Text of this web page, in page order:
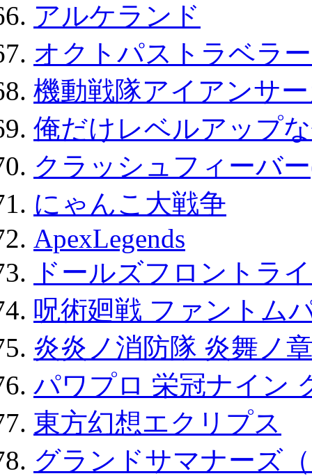
アルケランド
オクトパストラベラ
機動戦隊アイアンサ
俺だけレベルアップ
クラッシュフィーバ
にゃんこ大戦争
ApexLegends
ドールズフロントラ
呪術廻戦 ファントム
炎炎ノ消防隊 炎舞ノ
パワプロ 栄冠ナイン
東方幻想エクリプス
グランドサマナーズ